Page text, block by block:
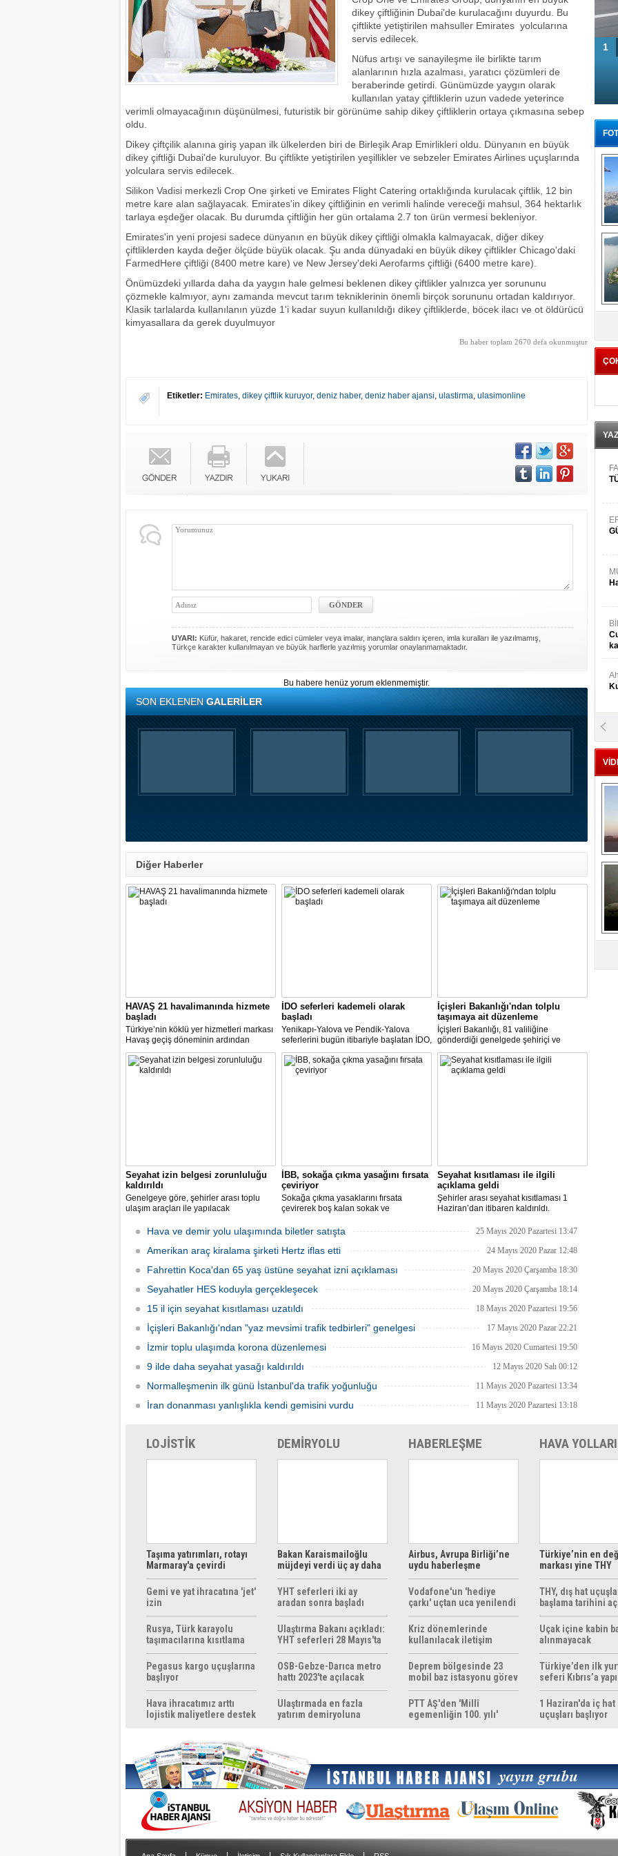
dikey çiftliğinin Dubai'de kurulacağını duyurdu. Bu
çiftlikte yetiştirilen mahsuller Emirates yolcularına
servis edilecek.
Nüfus artışı ve sanayileşme ile birlikte tarım
alanlarının hızla azalması, yaratıcı çözümleri de
beraberinde getirdi. Günümüzde yaygın olarak
kullanılan yatay çiftliklerin uzun vadede yeterince
verimli olmayacağının düşünülmesi, futuristik bir görünüme sahip dikey çiftliklerin ortaya çıkmasına sebep
oldu.
Dikey çiftçilik alanına giriş yapan ilk ülkelerden biri de Birleşik Arap Emirlikleri oldu. Dünyanın en büyük
dikey çiftliği Dubai'de kuruluyor. Bu çiftlikte yetiştirilen yeşillikler ve sebzeler Emirates Airlines uçuşlarında
yolculara servis edilecek.
Silikon Vadisi merkezli Crop One şirketi ve Emirates Flight Catering ortaklığında kurulacak çiftlik, 12 bin
metre kare alan sağlayacak. Emirates'in dikey çiftliğinin en verimli halinde vereceği mahsul, 364 hektarlık
tarlaya eşdeğer olacak. Bu durumda çiftliğin her gün ortalama 2.7 ton ürün vermesi bekleniyor.
Emirates'in yeni projesi sadece dünyanın en büyük dikey çiftliği olmakla kalmayacak, diğer dikey
çiftliklerden kayda değer ölçüde büyük olacak. Şu anda dünyadaki en büyük dikey çiftlikler Chicago'daki
FarmedHere çiftliği (8400 metre kare) ve New Jersey'deki Aerofarms çiftliği (6400 metre kare).
Önümüzdeki yıllarda daha da yaygın hale gelmesi beklenen dikey çiftlikler yalnızca yer sorununu
çözmekle kalmıyor, aynı zamanda mevcut tarım tekniklerinin önemli birçok sorununu ortadan kaldırıyor.
Klasik tarlalarda kullanılanın yüzde 1'i kadar suyun kullanıldığı dikey çiftliklerde, böcek ilacı ve ot öldürücü
kimyasallara da gerek duyulmuyor
Bu haber toplam 2670 defa okunmuştur
Etiketler: Emirates, dikey çiftlik kuruyor, deniz haber, deniz haber ajansi, ulastirma, ulasimonline
UYARI: Küfür, hakaret, rencide edici cümleler veya imalar, inançlara saldırı içeren, imla kuralları ile yazılmamış,
Türkçe karakter kullanılmayan ve büyük harflerle yazılmış yorumlar onaylanmamaktadır.
Bu habere henüz yorum eklenmemiştir.
SON EKLENENGALERİLER
Diğer Haberler
HAVAŞ 21 havalimanında hizmete
başladı
Türkiye’nin köklü yer hizmetleri markası
Havaş geçiş döneminin ardından
koronavirüse karşı tüm önlemleri alarak
tarifeli yolcu seferlerine hizmet vermeye
başladı.
İDO seferleri kademeli olarak
başladı
Yenikapı-Yalova ve Pendik-Yalova
seferlerini bugün itibariyle başlatan İDO,
2 haziran itibariyle de bünyesinde
seferlerini kademeli olarak başlatacak.
İçişleri Bakanlığı'ndan tolplu
taşımaya ait düzenleme
İçişleri Bakanlığı, 81 valiliğine
gönderdiği genelgede şehiriçi ve
şehirlerarası yolcu taşımacılığında
yüzde 50 kapasite kullanma
zorunluluğunu kaldırdı.
Seyahat izin belgesi zorunluluğu
kaldırıldı
Genelgeye göre, şehirler arası toplu
ulaşım araçları ile yapılacak
zorunluluğu yürürlükten kaldırıldı.
İBB, sokağa çıkma yasağını fırsata
çeviriyor
Sokağa çıkma yasaklarını fırsata
çevirerek boş kalan sokak ve
yakalayan İBB, bu hafta sonu, şimdiye
kadarki en yüksek sayıdaki personeliyle
iş başında olacak.
Seyahat kısıtlaması ile ilgili
açıklama geldi
Şehirler arası seyahat kısıtlaması 1
Haziran’dan itibaren kaldırıldı.
bazı şehirler için seyahat kısıtlaması
Hava ve demir yolu ulaşımında biletler satışta 25 Mayıs 2020 Pazartesi 13:47
Amerikan araç kiralama şirketi Hertz iflas etti 24 Mayıs 2020 Pazar 12:48
Fahrettin Koca'dan 65 yaş üstüne seyahat izni açıklaması 20 Mayıs 2020 Çarşamba 18:30
Seyahatler HES koduyla gerçekleşecek 20 Mayıs 2020 Çarşamba 18:14
15 il için seyahat kısıtlaması uzatıldı 18 Mayıs 2020 Pazartesi 19:56
İçişleri Bakanlığı'ndan "yaz mevsimi trafik tedbirleri" genelgesi 17 Mayıs 2020 Pazar 22:21
İzmir toplu ulaşımda korona düzenlemesi 16 Mayıs 2020 Cumartesi 19:50
9 ilde daha seyahat yasağı kaldırıldı 12 Mayıs 2020 Salı 00:12
Normalleşmenin ilk günü İstanbul'da trafik yoğunluğu 11 Mayıs 2020 Pazartesi 13:34
İran donanması yanlışlıkla kendi gemisini vurdu 11 Mayıs 2020 Pazartesi 13:18
1
LOJİSTİK
Taşıma yatırımları, rotayı
Marmaray'a çevirdi
Gemi ve yat ihracatına 'jet'
izin
Rusya, Türk karayolu
taşımacılarına kısıtlama
getirebilir
Pegasus kargo uçuşlarına
başlıyor
Hava ihracatımız arttı
lojistik maliyetlere destek
DEMİRYOLU
Bakan Karaismailoğlu
müjdeyi verdi üç ay daha
ücretsiz
YHT seferleri iki ay
aradan sonra başladı
Ulaştırma Bakanı açıkladı:
YHT seferleri 28 Mayıs'ta
başlıyor
OSB-Gebze-Darıca metro
hattı 2023'te açılacak
Ulaştırmada en fazla
yatırım demiryoluna
HABERLEŞME
Airbus, Avrupa Birliği’ne
uydu haberleşme
çözümleri sunuyor
Vodafone'un 'hediye
çarkı' uçtan uca yenilendi
Kriz dönemlerinde
kullanılacak iletişim
yöntemleri rehberi
hazırlandı
Deprem bölgesinde 23
mobil baz istasyonu görev
yapıyor
PTT AŞ'den 'Millî
egemenliğin 100. yılı'
HAVA YOLLARI
Türkiye’nin en
markası yine THY
THY, dış hat
başlama tarihini
Uçak içine kabin
alınmayacak
Türkiye’den ilk yurt
seferi Kıbrıs’a
1 Haziran'da iç hat
uçuşları başlıyor